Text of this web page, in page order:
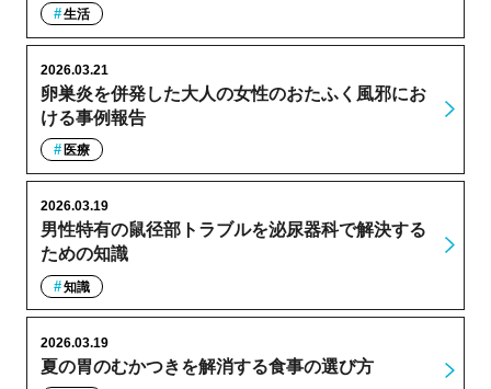
生活
卵巣炎を併発した大人の女性のおたふく風邪にお
ける事例報告
2026.03.21
医療
男性特有の鼠径部トラブルを泌尿器科で解決する
ための知識
2026.03.19
知識
夏の胃のむかつきを解消する食事の選び方
2026.03.19